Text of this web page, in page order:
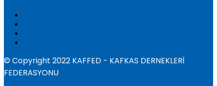
© Copyright 2022 KAFFED - KAFKAS DERNEKLERİ
FEDERASYONU